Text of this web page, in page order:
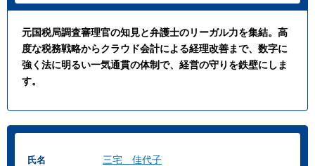
元国税局調査審理官の知見と弁護士のリーガル力を集結。高
度な税務戦略からクラウド会計による経理改善まで、数字に
強く法に明るい一気通貫の体制で、経営の守りを鉄壁にしま
す。
氏名 三宅 佳代子